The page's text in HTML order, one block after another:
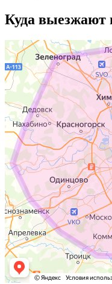
Куда выезжают